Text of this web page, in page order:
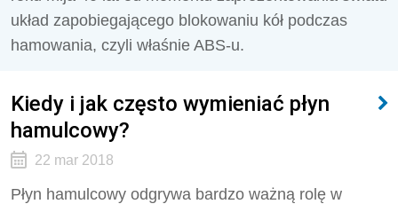
układ zapobiegającego blokowaniu kół podczas
hamowania, czyli właśnie ABS-u.
Kiedy i jak często wymieniać płyn
hamulcowy?
22 mar 2018
Płyn hamulcowy odgrywa bardzo ważną rolę w